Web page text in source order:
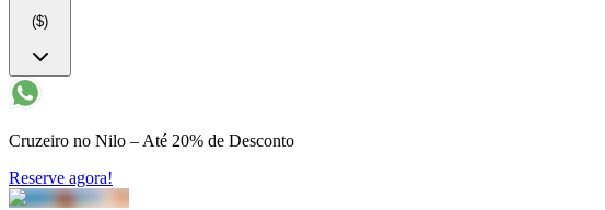
($)
Cruzeiro no Nilo – Até 20% de Desconto
Reserve agora!